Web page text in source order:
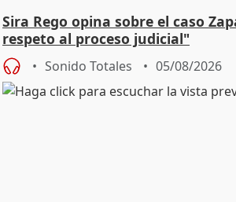
Sira Rego opina sobre el caso
respeto al proceso judicial"
Sonido Totales 05/08/2026